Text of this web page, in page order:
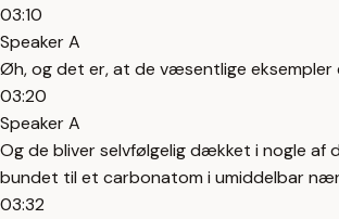
03:10
Speaker A
Øh, og det er, at de væsentlige
03:20
Speaker A
Og de bliver selvfølgelig dækket i nogle af
bundet til et carbonatom i umiddelbar
03:32